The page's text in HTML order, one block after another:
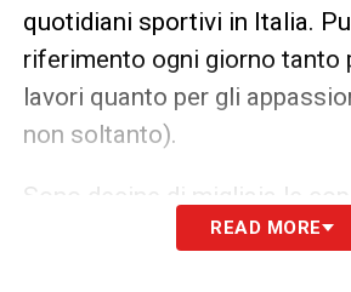
quotidiani sportivi in Italia.
riferimento ogni giorno tanto
lavori quanto per gli
non soltanto).
Sono decine di migliaia le
le mattine in edicola, ma
READ MORE